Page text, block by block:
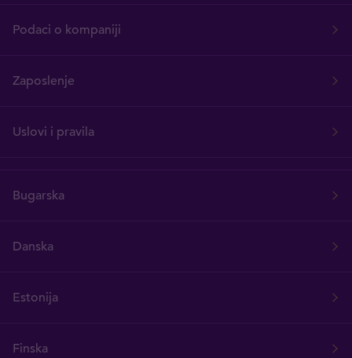
Podaci o kompaniji
Zaposlenje
Uslovi i pravila
Bugarska
Danska
Estonija
Finska